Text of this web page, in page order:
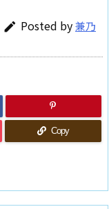
 Posted by兼乃
Copy